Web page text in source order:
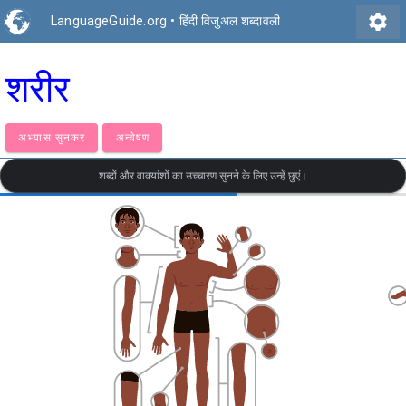
LanguageGuide.org • हिंदी विजुअल शब्दावली settings
शरीर
अभ्यास सुनकर अन्वेषण
शब्दों और वाक्यांशों का उच्चारण सुनने के लिए उन्हें छुएं।